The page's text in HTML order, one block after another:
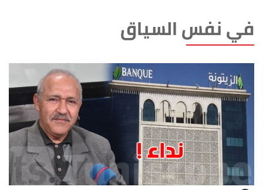
في نفس السياق